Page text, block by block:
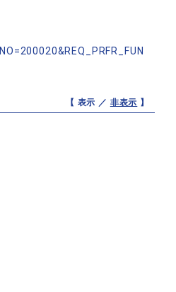
【 表示 ／ 非表示 】